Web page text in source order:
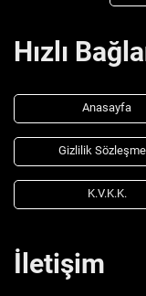
Hızlı
Anasayfa
Gizlilik
K.V.K.K.
İletişim